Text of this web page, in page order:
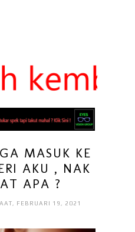
MASUK KE
AKU , NAK
APA ?
FEBRUARI 19, 2021